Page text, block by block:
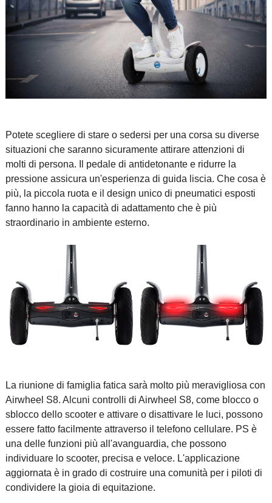
Potete scegliere di stare o sedersi per una corsa su diverse
situazioni che saranno sicuramente attirare attenzioni di
molti di persona. Il pedale di antidetonante e ridurre la
pressione assicura un'esperienza di guida liscia. Che cosa è
più, la piccola ruota e il design unico di pneumatici esposti
fanno hanno la capacità di adattamento che è più
straordinario in ambiente esterno.
La riunione di famiglia fatica sarà molto più meravigliosa con
Airwheel S8. Alcuni controlli di Airwheel S8, come blocco o
sblocco dello scooter e attivare o disattivare le luci, possono
essere fatto facilmente attraverso il telefono cellulare. PS è
una delle funzioni più all'avanguardia, che possono
individuare lo scooter, precisa e veloce. L'applicazione
aggiornata è in grado di costruire una comunità per i piloti di
condividere la gioia di equitazione.